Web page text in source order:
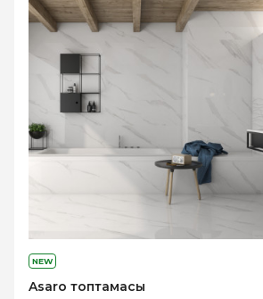
Asaro топтамасы
NEW